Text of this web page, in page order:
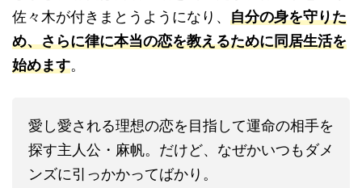
佐々木が付きまとうようになり、 自分の身を守りた
め、さらに律に本当の恋を教えるために同居生活を
始めます。
愛し愛される理想の恋を目指して運命の相手を
探す主人公・麻帆。だけど、なぜかいつもダメ
ンズに引っかかってばかり。